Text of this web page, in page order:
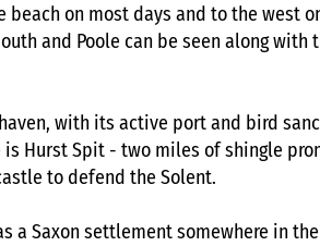
on most days and to the west
and Poole can be seen along
with its active port and bird
Hurst Spit - two miles of shingle
to defend the Solent.
a Saxon settlement somewhere in